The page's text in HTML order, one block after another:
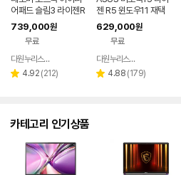
어패드 슬림3 라이젠R
5 8GB 256GB 윈도
우11
739,000원
무료
페이
다원누리스토어
별 4.92 리
(212)
젠 R5 윈도우11 재택
근무 싼 노트북
629,000원
무료
페이
다원누리스토어
별 4.88 리
(179)
카테고리 인기상품